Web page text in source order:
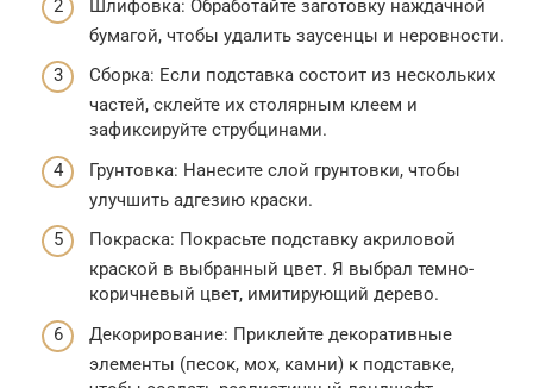
Шлифовка: Обработайте заготовку наждачной
бумагой, чтобы удалить заусенцы и неровности.
Сборка: Если подставка состоит из нескольких
частей, склейте их столярным клеем и
зафиксируйте струбцинами.
Грунтовка: Нанесите слой грунтовки, чтобы
улучшить адгезию краски.
Покраска: Покрасьте подставку акриловой
краской в выбранный цвет. Я выбрал темно-
коричневый цвет, имитирующий дерево.
Декорирование: Приклейте декоративные
элементы (песок, мох, камни) к подставке,